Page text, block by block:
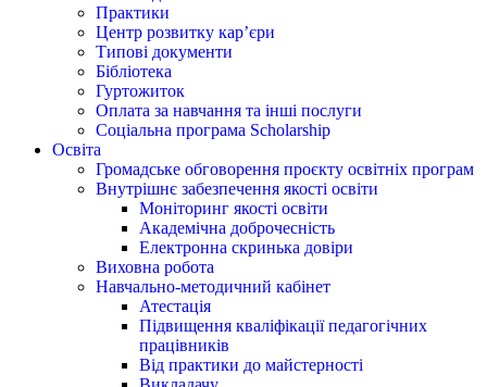
Практики
Центр розвитку кар’єри
Типові документи
Бібліотека
Гуртожиток
Оплата за навчання та інші послуги
Соціальна програма Scholarship
Освіта
Громадське обговорення проєкту освітніх програм
Внутрішнє забезпечення якості освіти
Моніторинг якості освіти
Академічна доброчесність
Електронна скринька довіри
Виховна робота
Навчально-методичний кабінет
Атестація
Підвищення кваліфікації педагогічних
працівників
Від практики до майстерності